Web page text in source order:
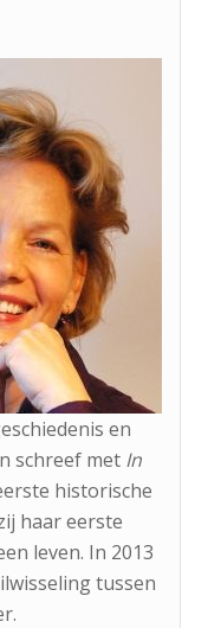
en
schreef met In
historische
haar eerste
leven. In 2013
tussen